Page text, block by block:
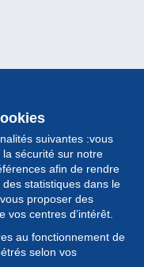
suivantes :vous
sécurité sur notre
afin de rendre
statistiques dans le
proposer des
vos centres d’intérêt.
au fonctionnement de
selon vos